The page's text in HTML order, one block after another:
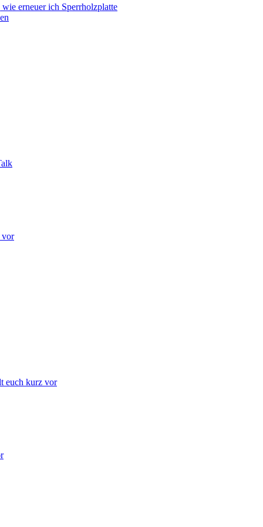
erneuer ich Sperrholzplatte
vor
euch kurz vor